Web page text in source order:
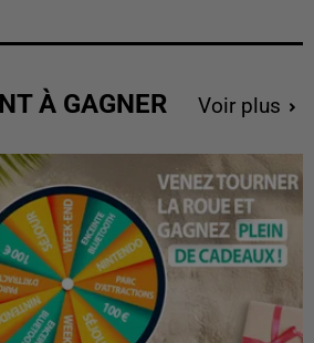
À GAGNER Voir plus